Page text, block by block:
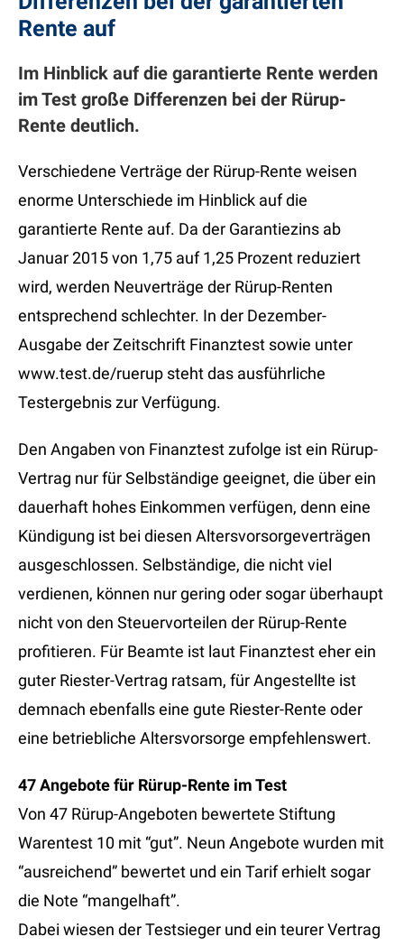
Rente auf
Im Hinblick auf die garantierte Rente werden
im Test große Differenzen bei der Rürup-
Rente deutlich.
Verschiedene Verträge der Rürup-Rente weisen
enorme Unterschiede im Hinblick auf die
garantierte Rente auf. Da der Garantiezins ab
Januar 2015 von 1,75 auf 1,25 Prozent reduziert
wird, werden Neuverträge der Rürup-Renten
entsprechend schlechter. In der Dezember-
Ausgabe der Zeitschrift Finanztest sowie unter
www.test.de/ruerup steht das ausführliche
Testergebnis zur Verfügung.
Den Angaben von Finanztest zufolge ist ein Rürup-
Vertrag nur für Selbständige geeignet, die über ein
dauerhaft hohes Einkommen verfügen, denn eine
Kündigung ist bei diesen Altersvorsorgeverträgen
ausgeschlossen. Selbständige, die nicht viel
verdienen, können nur gering oder sogar überhaupt
nicht von den Steuervorteilen der Rürup-Rente
profitieren. Für Beamte ist laut Finanztest eher ein
guter Riester-Vertrag ratsam, für Angestellte ist
demnach ebenfalls eine gute Riester-Rente oder
eine betriebliche Altersvorsorge empfehlenswert.
47 Angebote für Rürup-Rente im Test
Von 47 Rürup-Angeboten bewertete Stiftung
Warentest 10 mit “gut”. Neun Angebote wurden mit
“ausreichend” bewertet und ein Tarif erhielt sogar
die Note “mangelhaft”.
Dabei wiesen der Testsieger und ein teurer Vertrag